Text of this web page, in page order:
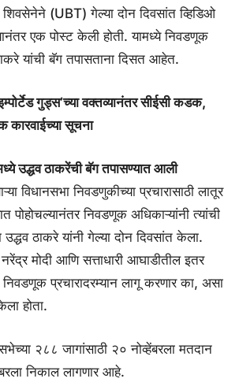
(UBT) गेल्या दोन दिवसांत व्हिडिओ
एक पोस्ट केली होती. यामध्ये निवडणूक
यांची बॅग तपासताना दिसत आहेत.
गुड्स’च्या वक्तव्यानंतर सीईसी कडक,
सूचना
उद्धव ठाकरेंची बॅग तपासण्यात आली
विधानसभा निवडणुकीच्या प्रचारासाठी लातूर
पोहोचल्यानंतर निवडणूक अधिकाऱ्यांनी त्यांची
उद्धव ठाकरे यांनी गेल्या दोन दिवसांत केला.
मोदी आणि सत्ताधारी आघाडीतील इतर
निवडणूक प्रचारादरम्यान लागू करणार का, असा
होता.
२८८ जागांसाठी २० नोव्हेंबरला मतदान
निकाल लागणार आहे.